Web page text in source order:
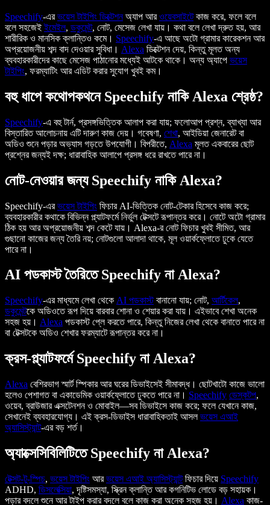
Speechify-এরভয়েস টাইপিং ডিক্টেশনঅ্যাপ আরওয়েবসাইটেকাজ করে, ফলে বলে
বলে সহজেইইমেইল, ডকুমেন্ট, নোট, মেসেজ লেখা যায়। কথা বলে লেখা দ্রুত হয়, আর
শারীরিক ও মানসিক ক্লান্তিও কমে। Speechify-এ আছে অটো গ্রামার কারেকশন আর
অপ্রয়োজনীয় শব্দ বাদ দেওয়ার সুবিধা। Alexa ডিক্টেশন দেয়, কিন্তু মূলত অন্য
ব্যবহারকারীদের কাছে মেসেজ পাঠানোর মধ্যেই আটকে থাকে। অন্য অ্যাপে ভয়েস
টাইপিং, ফরম্যাটিং আর এডিট করার সুযোগ খুবই কম।
বহু ধাপে কথোপকথনে Speechify নাকি Alexa শ্রেষ্ঠ?
Speechify-এ বহু টার্ন, প্রসঙ্গভিত্তিক আলাপ করা যায়; ফলোআপ প্রশ্ন, ব্যাখ্যা আর
বিস্তারিত আলোচনায় এটি দারুণ কাজ দেয়। গবেষণা, শেখা, আইডিয়া জেনারেট বা
অডিও শুনে পড়ার অভ্যাস গড়তে উপযোগী। বিপরীতে, Alexa মূলত একবারের ছোট
প্রশ্নের জন্যই দক্ষ; ধারাবাহিক আলাপে প্রসঙ্গ ধরে রাখতে পারে না।
নোট-নেওয়ার জন্য Speechify নাকি Alexa?
Speechify-এরভয়েস টাইপিং ফিচার AI-ভিত্তিক নোট-টেকার হিসেবে কাজ করে;
ব্যবহারকারীর কথাকে বিভিন্ন প্ল্যাটফর্মে নির্ভুল টেক্সটে রূপান্তর করে। নোটে অটো গ্রামার
ঠিক হয় আর অপ্রয়োজনীয় শব্দ কেটে যায়। Alexa-র নোট ফিচার খুবই সীমিত, আর
গুছানো কাজের জন্য তৈরি নয়; নোটগুলো আলাদা থাকে, মূল ওয়ার্কফ্লোতে ঢুকে যেতে
পারে না।
AI পডকাস্ট তৈরিতে Speechify না Alexa?
Speechify-এর মাধ্যমে লেখা থেকে AI পডকাস্টবানানো যায়; নোট, আর্টিকেল,
ডকুমেন্টকে অডিওতে রূপ দিয়ে বারবার শোনা ও শেয়ার করা যায়। এইভাবে শেখা অনেক
সহজ হয়। Alexa পডকাস্ট প্লে করতে পারে, কিন্তু নিজের লেখা থেকে বানাতে পারে না
বা টেক্সটকে অডিও শেখার ফরম্যাটে রূপান্তর করে না।
ক্রস-প্ল্যাটফর্মে Speechify না Alexa?
Alexa বেশিরভাগ স্মার্ট স্পিকার আর ঘরের ডিভাইসেই সীমাবদ্ধ। ছোটখাটো কাজে ভালো
হলেও পেশাগত বা একাডেমিক ওয়ার্কফ্লোতে ঢুকতে পারে না। Speechify ডেস্কটপ,
ওয়েব, ব্রাউজার এক্সটেনশন ও মোবাইল—সব ডিভাইসে কাজ করে; ফলে যেখানে কাজ,
সেখানেই ব্যবহারযোগ্য। এই ক্রস-ডিভাইস ধারাবাহিকতাই আসলভয়েস এআই
অ্যাসিস্ট্যান্ট-এর বড় শর্ত।
অ্যাক্সেসিবিলিটিতে Speechify না Alexa?
টেক্সট-টু-স্পিচ, ভয়েস টাইপিং আরভয়েস এআই অ্যাসিস্ট্যান্টফিচার দিয়ে Speechify
ADHD, ডিসলেক্সিয়া, দৃষ্টিসমস্যা, স্ক্রিন ক্লান্তি আর কগনিটিভ লোডে বড় সহায়ক।
পড়ার বদলে শুনে আর টাইপ করার বদলে বলে কাজ করা অনেক সহজ হয়। Alexa কাজ-